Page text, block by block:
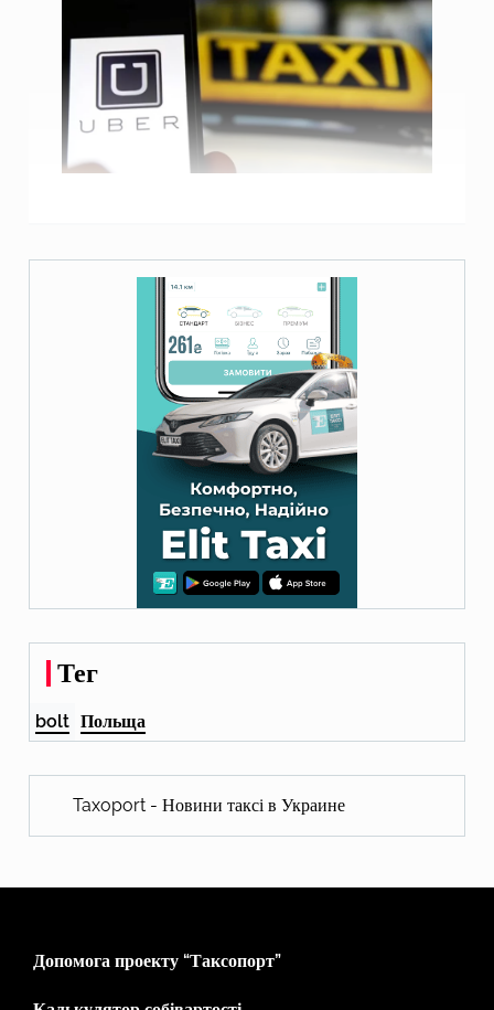
Тег
bolt Польща
Taxoport - Новини таксі в Украине
Допомога проекту “Таксопорт”